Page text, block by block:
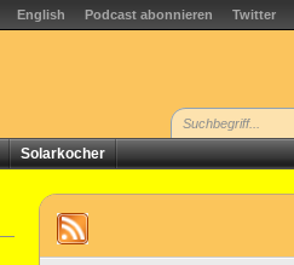
English Podcast abonnieren Twitter
Solarkocher